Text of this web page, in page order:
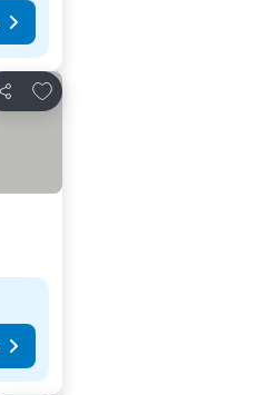
Teilen
Zu Favoriten hinzufügen